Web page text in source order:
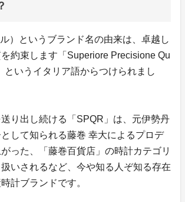
）というブランド名の由来は、卓越し
約束します「Superiore Precisione Qu
というイタリア語からつけられまし
送り出し続ける「SPQR」は、元伊勢丹
して知られる藤巻 幸大によるプロデ
った、「藤巻百貨店」の時計カテゴリ
いされるなど、今や知る人ぞ知る存在
計ブランドです。